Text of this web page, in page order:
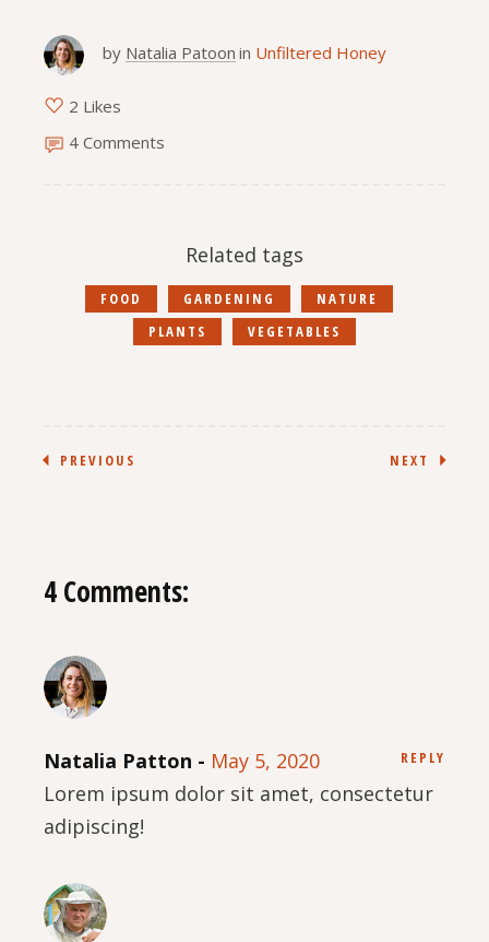
by Natalia Patoon in Unfiltered Honey
2 Likes
4 Comments
Related tags
FOOD GARDENING
NATURE
PLANTS
VEGETABLES
PREVIOUS NEXT
4 Comments:
REPLY
Natalia Patton
May 5, 2020
Lorem ipsum dolor sit amet, consectetur
adipiscing!